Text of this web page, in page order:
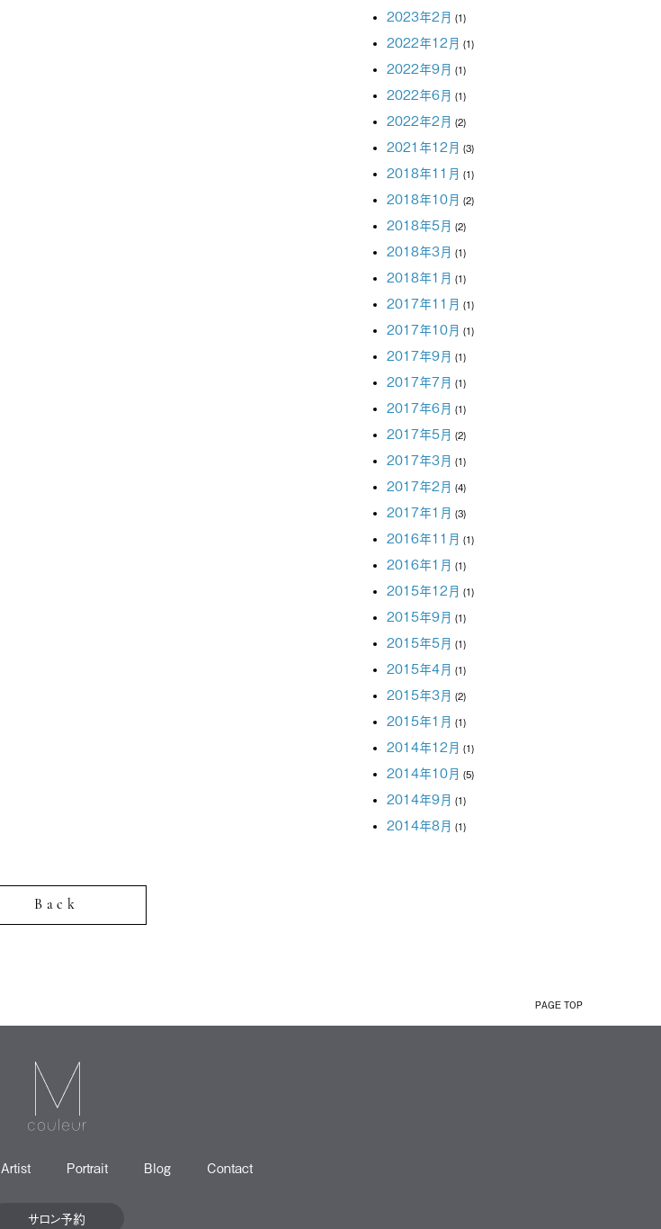
2023年2月 (1)
2022年12月 (1)
2022年9月 (1)
2022年6月 (1)
2022年2月 (2)
2021年12月 (3)
2018年11月 (1)
2018年10月 (2)
2018年5月 (2)
2018年3月 (1)
2018年1月 (1)
2017年11月 (1)
2017年10月 (1)
2017年9月 (1)
2017年7月 (1)
2017年6月 (1)
2017年5月 (2)
2017年3月 (1)
2017年2月 (4)
2017年1月 (3)
2016年11月 (1)
2016年1月 (1)
2015年12月 (1)
2015年9月 (1)
2015年5月 (1)
2015年4月 (1)
2015年3月 (2)
2015年1月 (1)
2014年12月 (1)
2014年10月 (5)
2014年9月 (1)
2014年8月 (1)
Back
Artist Portrait Blog Contact
サロン予約
PAGE TOP